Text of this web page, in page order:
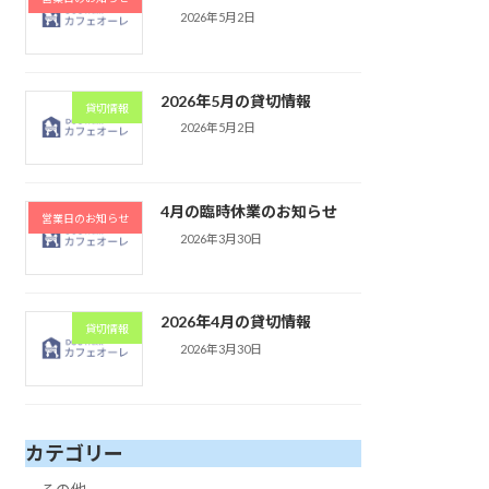
2026年5月2日
貸切情報 2026年5月の貸切情報
2026年5月2日
営業日のお知らせ 4月の臨時休業のお知らせ
2026年3月30日
貸切情報 2026年4月の貸切情報
2026年3月30日
カテゴリー